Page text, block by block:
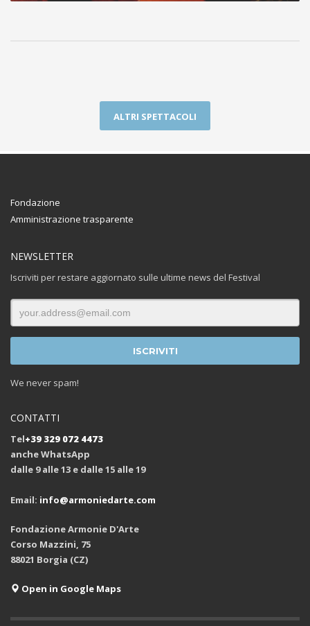
ALTRI SPETTACOLI
Fondazione
Amministrazione trasparente
NEWSLETTER
Iscriviti per restare aggiornato sulle ultime news del Festival
We never spam!
CONTATTI
Tel+39 329 072 4473
anche WhatsApp
dalle 9 alle 13 e dalle 15 alle 19
Email: info@armoniedarte.com
Fondazione Armonie D'Arte
Corso Mazzini, 75
88021 Borgia (CZ)
Open in Google Maps